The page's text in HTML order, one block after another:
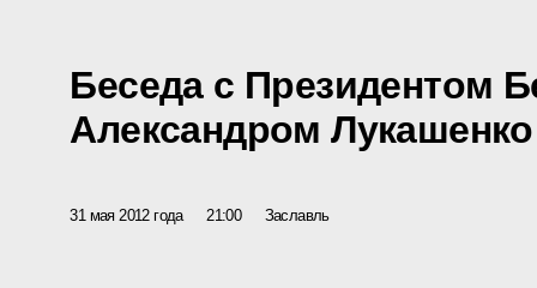
Беседа с Президентом
Александром Лукашенко
31 мая 2012 года 21:00 Заславль